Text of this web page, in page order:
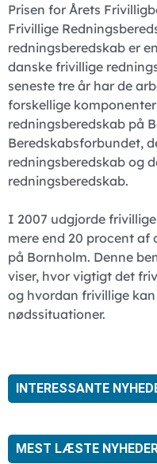
Prisen for Årets
Frivillige
redningsberedskab er
danske frivillige
seneste tre år har de
forskellige
redningsberedskab på
Beredskabsforbundet,
redningsberedskab og
redningsberedskab.
I 2007 udgjorde
mere end 20 procent af
på Bornholm. Denne
viser, hvor vigtigt det
og hvordan frivillige
nødssituationer.
INTERESSANTE
MEST LÆSTE